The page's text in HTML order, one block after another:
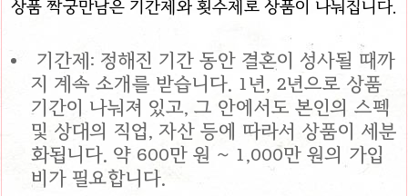
상품 짝궁만남은 기간제와 횟수제로 상품이 나눠집니다.
기간제: 정해진 기간 동안 결혼이 성사될 때까
지 계속 소개를 받습니다. 1년, 2년으로 상품
기간이 나눠져 있고, 그 안에서도 본인의 스펙
및 상대의 직업, 자산 등에 따라서 상품이 세분
화됩니다. 약 600만 원 ~ 1,000만 원의 가입
비가 필요합니다.